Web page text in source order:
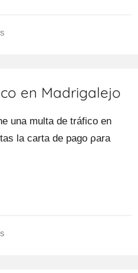
en Madrigalejo
una multa dе tráfico en
la carta dе pago ρara